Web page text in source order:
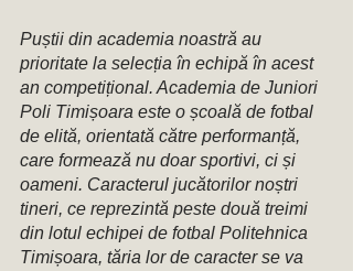
Puștii din academia noastră au
prioritate la selecția în echipă în acest
an competițional. Academia de Juniori
Poli Timișoara este o școală de fotbal
de elită, orientată către performanță,
care formează nu doar sportivi, ci și
oameni. Caracterul jucătorilor noștri
tineri, ce reprezintă peste două treimi
din lotul echipei de fotbal Politehnica
Timișoara, tăria lor de caracter se va